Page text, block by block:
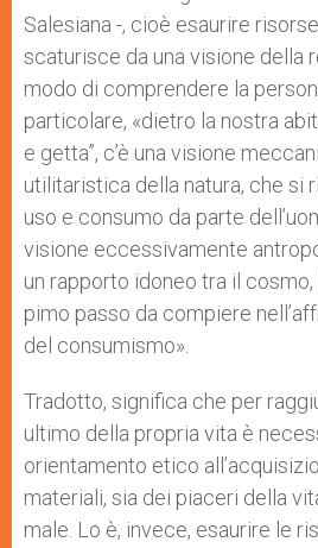
Salesiana -, cioè esaurire
scaturisce da una visione della
modo di comprendere la
particolare, «dietro la nostra
e getta”, c’è una visione
utilitaristica della natura, che si
uso e consumo da parte
visione eccessivamente
un rapporto idoneo tra il cosmo,
pimo passo da compiere
del consumismo».
Tradotto, significa che per
ultimo della propria vita è
orientamento etico
materiali, sia dei piaceri della
male. Lo è, invece, esaurire le